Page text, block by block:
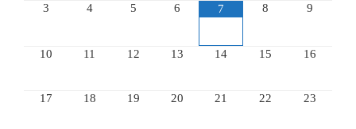
3 4 5 6 7 8 9
10 11 12 13 14 15 16
17 18 19 20 21 22 23